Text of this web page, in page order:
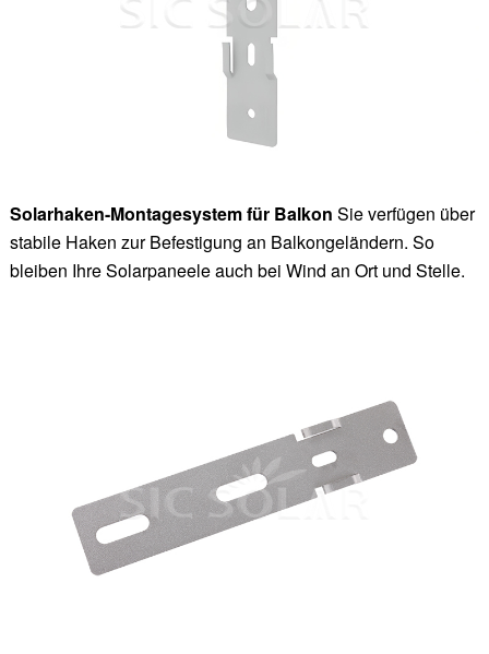
Solarhaken-Montagesystem für Balkon Sie verfügen über
stabile Haken zur Befestigung an Balkongeländern. So
bleiben Ihre Solarpaneele auch bei Wind an Ort und Stelle.